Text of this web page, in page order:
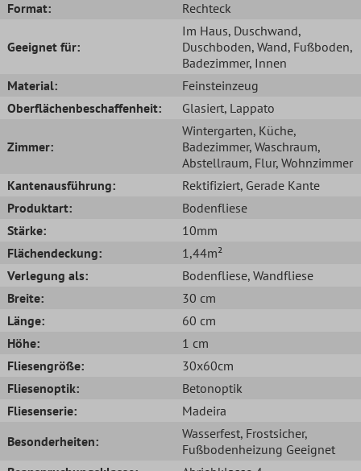
Format:
Rechteck
Geeignet für:
Im Haus, Duschwand,
Duschboden, Wand, Fußboden,
Badezimmer, Innen
Material:
Feinsteinzeug
Oberflächenbeschaffenheit:
Glasiert, Lappato
Zimmer:
Wintergarten, Küche,
Badezimmer, Waschraum,
Abstellraum, Flur, Wohnzimmer
Kantenausführung:
Rektifiziert, Gerade Kante
Produktart:
Bodenfliese
Stärke:
10mm
Flächendeckung:
1,44m²
Verlegung als:
Bodenfliese, Wandfliese
Breite:
30 cm
Länge:
60 cm
Höhe:
1 cm
Fliesengröße:
30x60cm
Fliesenoptik:
Betonoptik
Fliesenserie:
Madeira
Besonderheiten:
Wasserfest, Frostsicher,
Fußbodenheizung Geeignet